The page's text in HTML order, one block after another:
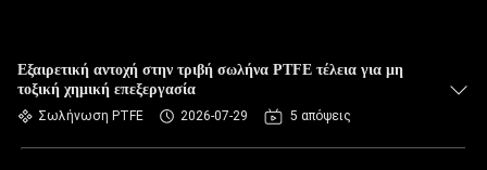
Εξαιρετική αντοχή στην τριβή σωλήνα PTFE τέλεια για μη
τοξική χημική επεξεργασία
Σωλήνωση PTFE 2026-07-29 5 απόψεις